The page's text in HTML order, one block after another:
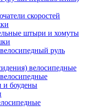
скоростей
штыри и хомуты
руль
велосипедные
и боудены